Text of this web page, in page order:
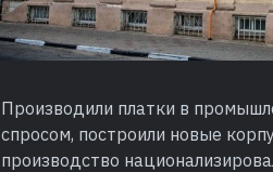
Производили платки в
спросом, построили новые
производство